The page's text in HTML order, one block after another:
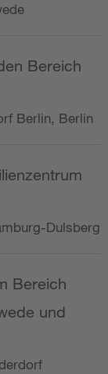
Bereich
Berlin, Berlin
Dulsberg
Bereich
und